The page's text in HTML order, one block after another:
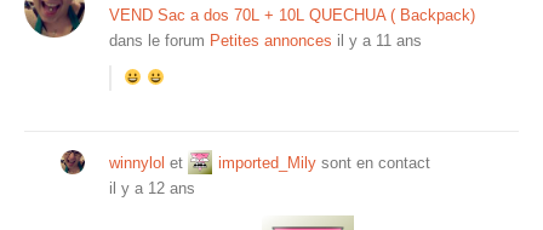
VEND Sac a dos 70L + 10L QUECHUA ( Backpack)
dans le forum Petites annonces il y a 11 ans
winnylol et imported_Mily sont en contact
il y a 12 ans